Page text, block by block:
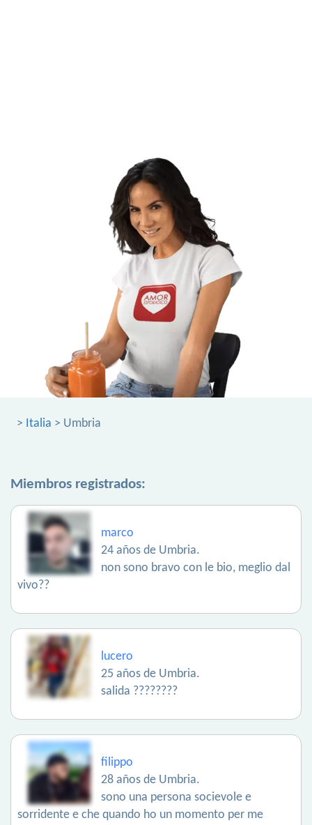
> Italia > Umbria
Miembros registrados:
marco
24 años de Umbria.
non sono bravo con le bio, meglio dal
vivo??
lucero
25 años de Umbria.
salida ????????
filippo
28 años de Umbria.
sono una persona socievole e
sorridente e che quando ho un momento per me